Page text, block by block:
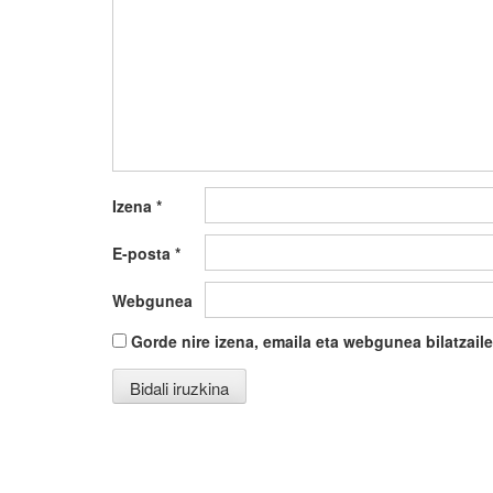
Izena *
E-posta *
Webgunea
Gorde nire izena, emaila eta webgunea